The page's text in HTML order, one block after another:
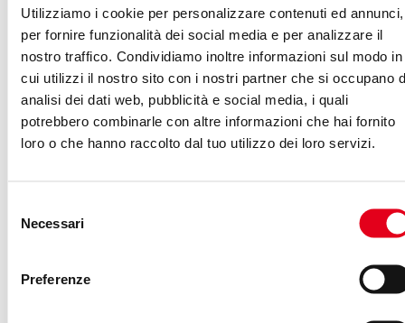
Utilizziamo i cookie per personalizzare contenuti ed annunci,
per fornire funzionalità dei social media e per analizzare il
nostro traffico. Condividiamo inoltre informazioni sul modo in
cui utilizzi il nostro sito con i nostri partner che si occupano
analisi dei dati web, pubblicità e social media, i quali
potrebbero combinarle con altre informazioni che hai fornito
loro o che hanno raccolto dal tuo utilizzo dei loro servizi.
delNecessari
Preferenze
Facebook è gratuito e rimarrà sempre gratuito.
Questa affermazione è alla base del social media. Ma
Facebook è anche una società per azioni che inventa
ogni giorno modalità per capitalizzare. In questo caso gli
utenti non devono pagare nulla per godersi gli spettacoli,